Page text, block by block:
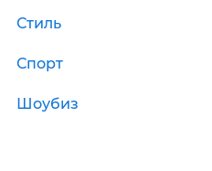
Стиль
Спорт
Шоубиз